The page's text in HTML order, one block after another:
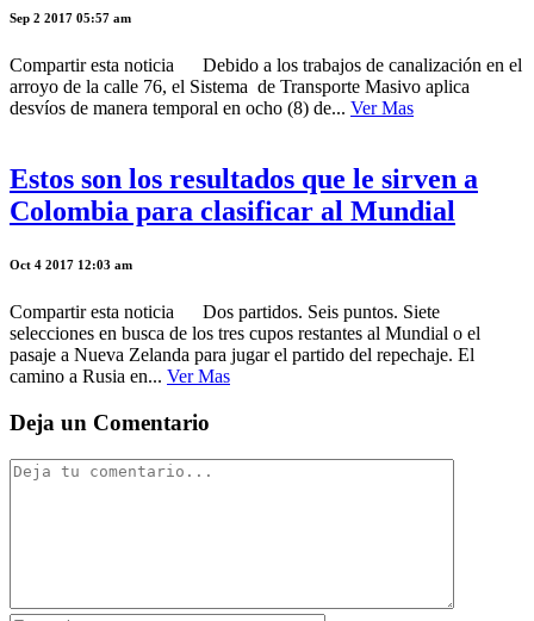
Sep 2 2017 05:57 am
Compartir esta noticia Debido a los trabajos de canalización en el
arroyo de la calle 76, el Sistema de Transporte Masivo aplica
desvíos de manera temporal en ocho (8) de... Ver Mas
Estos son los resultados que le sirven a
Colombia para clasificar al Mundial
Oct 4 2017 12:03 am
Compartir esta noticia Dos partidos. Seis puntos. Siete
selecciones en busca de los tres cupos restantes al Mundial o el
pasaje a Nueva Zelanda para jugar el partido del repechaje. El
camino a Rusia en... Ver Mas
Deja un Comentario